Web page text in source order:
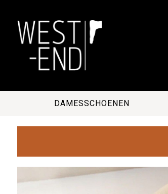
DAMESSCHOENEN